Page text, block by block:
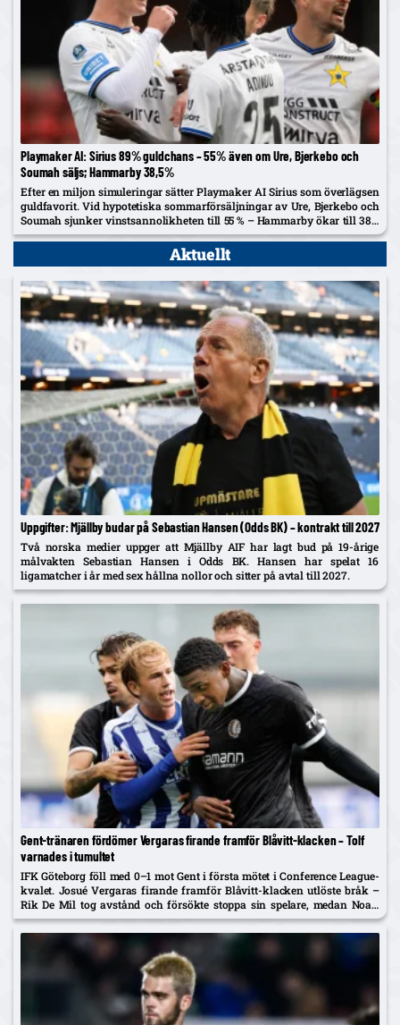
Playmaker AI: Sirius 89% guldchans – 55% även om Ure, Bjerkebo och
Soumah säljs; Hammarby 38,5%
Efter en miljon simuleringar sätter Playmaker AI Sirius som överlägsen
guldfavorit. Vid hypotetiska sommarförsäljningar av Ure, Bjerkebo och
Soumah sjunker vinstsannolikheten till 55 % – Hammarby ökar till 38,5
%.
Aktuellt
Uppgifter: Mjällby budar på Sebastian Hansen (Odds BK) – kontrakt till 2027
Två norska medier uppger att Mjällby AIF har lagt bud på 19-årige
målvakten Sebastian Hansen i Odds BK. Hansen har spelat 16
ligamatcher i år med sex hållna nollor och sitter på avtal till 2027.
Gent-tränaren fördömer Vergaras firande framför Blåvitt-klacken – Tolf
varnades i tumultet
IFK Göteborg föll med 0–1 mot Gent i första mötet i Conference League-
kvalet. Josué Vergaras firande framför Blåvitt-klacken utlöste bråk –
Rik De Mil tog avstånd och försökte stoppa sin spelare, medan Noah
Tolf varnades och Erlingmark sågar domarinsatsen.